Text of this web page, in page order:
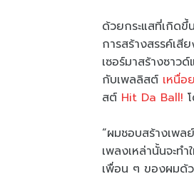
ด้วยกระแสที่เกิด
การสร้างสรรค์เ
เซอร์มาสร้างซาว
กับเพลลิสต์ เหนื่
สต์ Hit Da Ball!
“ผมชอบสร้างเพล
เพลงเหล่านั้นจะท
เพื่อน ๆ ของผมด้